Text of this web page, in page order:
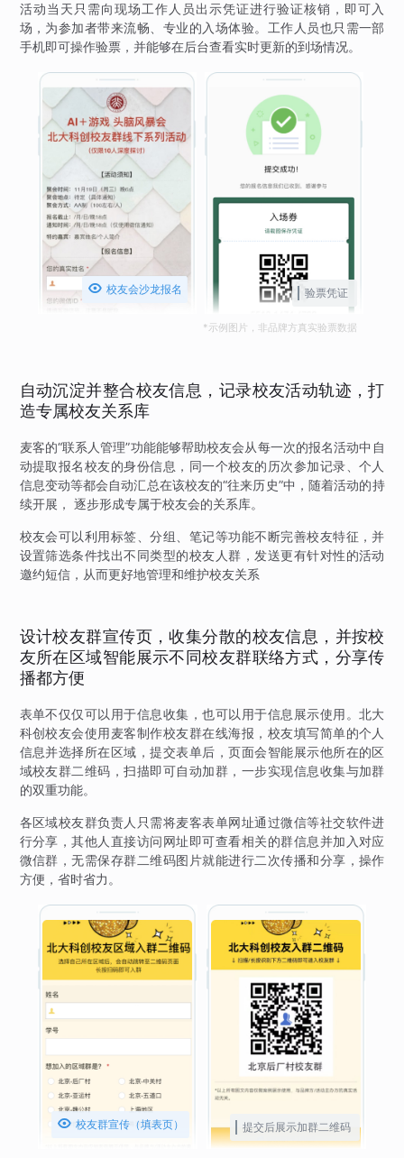
活动当天只需向现场工作人员出示凭证进行验证核销，即可入
场，为参加者带来流畅、专业的入场体验。工作人员也只需一部
手机即可操作验票，并能够在后台查看实时更新的到场情况。
 校友会沙龙报名 验票凭证
*示例图片，非品牌方真实验票数据
自动沉淀并整合校友信息，记录校友活动轨迹，打
造专属校友关系库
麦客的“联系人管理”功能能够帮助校友会从每一次的报名活动中自
动提取报名校友的身份信息，同一个校友的历次参加记录、个人
信息变动等都会自动汇总在该校友的“往来历史”中，随着活动的持
续开展， 逐步形成专属于校友会的关系库。
校友会可以利用标签、分组、笔记等功能不断完善校友特征，并
设置筛选条件找出不同类型的校友人群，发送更有针对性的活动
邀约短信，从而更好地管理和维护校友关系
设计校友群宣传页，收集分散的校友信息，并按校
友所在区域智能展示不同校友群联络方式，分享传
播都方便
表单不仅仅可以用于信息收集，也可以用于信息展示使用。北大
科创校友会使用麦客制作校友群在线海报，校友填写简单的个人
信息并选择所在区域，提交表单后，页面会智能展示他所在的区
域校友群二维码，扫描即可自动加群，一步实现信息收集与加群
的双重功能。
各区域校友群负责人只需将麦客表单网址通过微信等社交软件进
行分享，其他人直接访问网址即可查看相关的群信息并加入对应
微信群，无需保存群二维码图片就能进行二次传播和分享，操作
方便，省时省力。
 校友群宣传（填表页） 提交后展示加群二维码